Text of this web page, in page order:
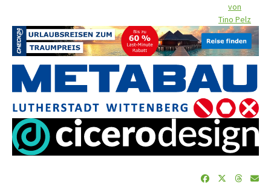
von
Tino Pelz